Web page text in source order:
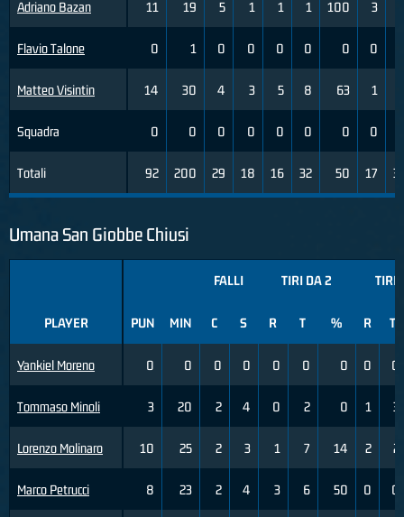
Adriano Bazan
Flavio Talone
Matteo Visintin
Squadra
Totali
11 19 5 1 1 1 100 3
0 1 0 0 0 0 0 0
14 30 4 3 5 8 63 1
0 0 0 0 0 0 0 0
92 200 29 18 16 32 50 17
Umana San Giobbe Chiusi
PLAYER
Yankiel Moreno
Tommaso Minoli
Lorenzo Molinaro
Marco Petrucci
FALLI TIRI DA 2 TIRI
PUN MIN C S R T % R T
0 0 0 0 0 0 0 0 0
3 20 2 4 0 2 0 1 3
10 25 2 3 1 7 14 2 2
8 23 2 4 3 6 50 0 0